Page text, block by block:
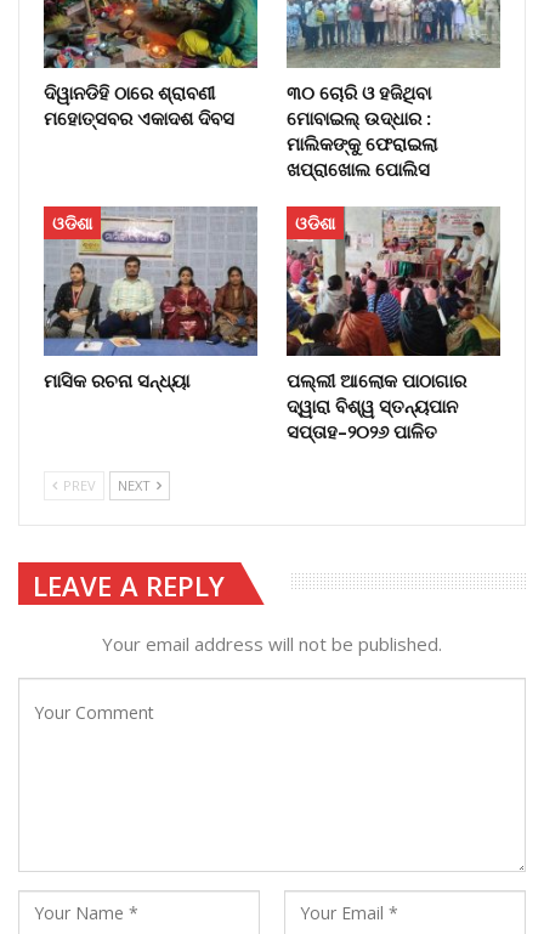
ଦିୱାନଡିହି ଠାରେ ଶ୍ରାବଣୀ
ମହୋତ୍ସବର ଏକାଦଶ ଦିବସ
୩୦ ଚୋରି ଓ ହଜିଥିବା
ମୋବାଇଲ୍‌ ଉଦ୍ଧାର :
ମାଲିକଙ୍କୁ ଫେରାଇଲା
ଖପ୍ରାଖୋଲ ପୋଲିସ
ଓଡିଶା
ମାସିକ ରଚନା ସନ୍ଧ୍ୟା
ଓଡିଶା
ପଲ୍ଲୀ ଆଲୋକ ପାଠାଗାର
ଦ୍ୱାରା ବିଶ୍ୱ ସ୍ତନ୍ୟପାନ
ସପ୍ତାହ–୨୦୨୬ ପାଳିତ
PREV NEXT
LEAVE A REPLY
Your email address will not be published.